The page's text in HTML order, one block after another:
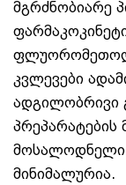
მგრძნობიარე
კვლევები
ადგილობრივი
მოსალოდნელი
მინიმალურია.